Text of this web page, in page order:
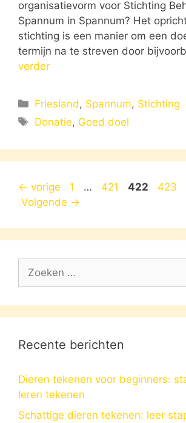
organisatievorm voor Stichting
Spannum in Spannum? Het
stichting is een manier om een
termijn na te streven door
verder
Categorieën
Friesland, Spannum, Stichting
Tags
Donatie, Goed doel
← vorige Pagina
1 … Pagina
421 Pagina
422 423
Volgende →
Zoek
Recente berichten
Dieren tekenen voor beginners:
leren tekenen
Schattige dieren tekenen: leer